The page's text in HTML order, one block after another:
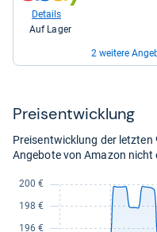
eBay
kaufen.
Details
Auf Lager
2 weitere
eBay
233,99
kaufen.
Details
Auf Lager
zum
Shop:
eBay
246,99
kaufen.
Auf Lager
Preis­ent­wick­lung
Preisentwicklung der letzten
Angebote von Amazon nicht